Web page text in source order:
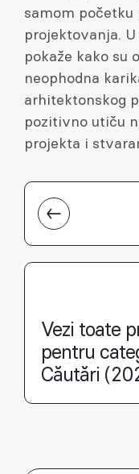
samom početku
projektovanja.
pokaže kako su
neophodna
arhitektonskog
pozitivno utiču
projekta i
Vezi toate
pentru
Căutări